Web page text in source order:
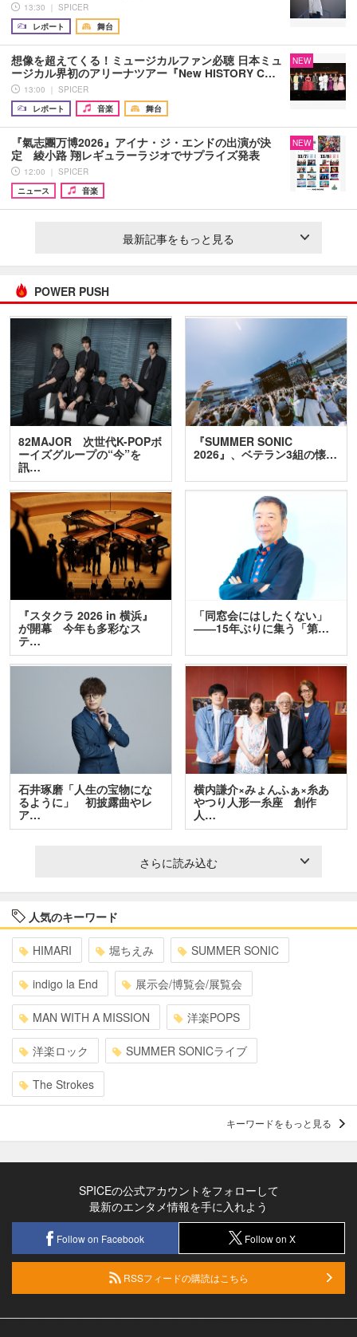
13:30 ｜ SPICER
レポート
舞台
想像を超えてくる！ミュージカルファン必聴 日本ミュ
ージカル界初のアリーナツアー『New HISTORY C…
13:00 ｜ SPICER
レポート
音楽 舞台
NEW
『氣志團万博2026』アイナ・ジ・エンドの出演が決
定 綾小路 翔レギュラーラジオでサプライズ発表
12:00 ｜ SPICER
ニュース
音楽
NEW
最新記事をもっと見る
POWER PUSH
82MAJOR 次世代K-POPボ
ーイズグループの“今”を
訊…
『SUMMER SONIC
2026』、ベテラン3組の懐…
『スタクラ 2026 in 横浜』
が開幕 今年も多彩なス
テ…
「同窓会にはしたくない」
――15年ぶりに集う「第…
石井琢磨「人生の宝物にな
るように」 初披露曲やレ
ア…
横内謙介×みょんふぁ×糸あ
やつり人形一糸座 創作
人…
さらに読み込む
人気のキーワード
HIMARI 堀ちえみ SUMMER SONIC
indigo la End 展示会/博覧会/展覧会
MAN WITH A MISSION 洋楽POPS
洋楽ロック SUMMER SONICライブ
The Strokes
キーワードをもっと見る
SPICEの公式アカウントをフォローして
最新のエンタメ情報を手に入れよう
Follow on Facebook Follow on X
RSSフィードの購読はこちら